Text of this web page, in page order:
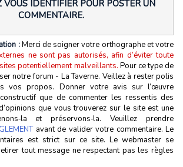
VOUS IDENTIFIER POUR POSTER UN
COMMENTAIRE.
:Merci de soigner votre orthographe et votre
ne sont pas autorisés, afin d’éviter toute
potentiellement malveillants. Pour ce type de
notre forum - La Taverne. Veillez à rester polis
vos propos. Donner votre avis sur l’œuvre
que de commenter les ressentis des
que vous trouverez sur le site est une
et préservons‑la. Veuillez prendre
avant de valider votre commentaire. Le
est strict sur ce site. Le webmaster se
tout message ne respectant pas les règles